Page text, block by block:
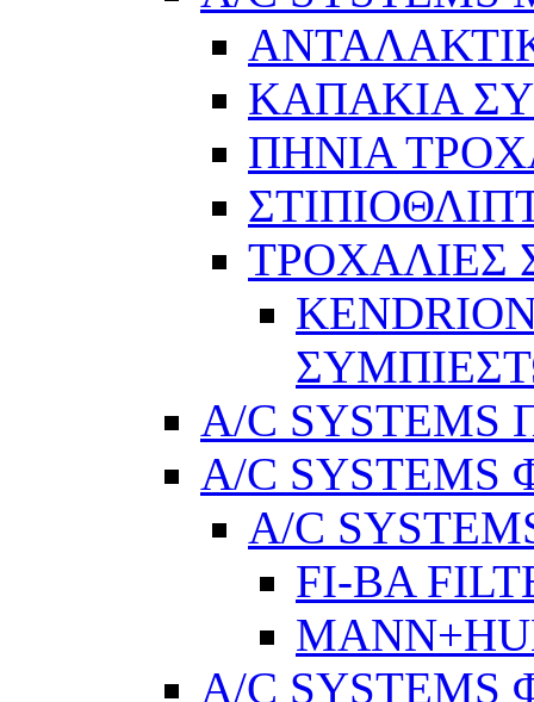
ΚΑΠΑΚΙΑ
ΠΗΝΙΑ
ΤΡΟΧΑΛΙΕΣ
A/C SYSTEMS
A/C
A/C
FI-BA
A/C